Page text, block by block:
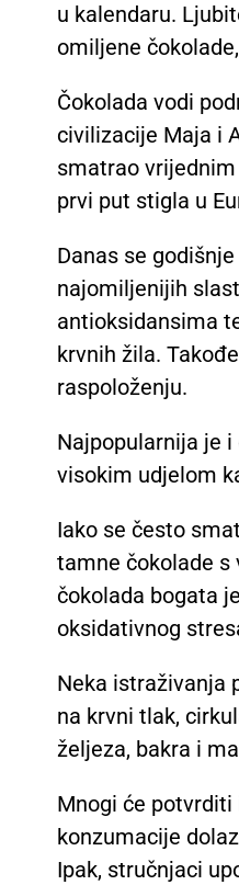
u kalendaru.
omiljene
Čokolada vodi
civilizacije Maja i
smatrao
prvi put stigla u
Danas se
najomiljenijih
antioksidansima
krvnih žila.
raspoloženju.
Najpopularnija je
visokim udjelom
Iako se često
tamne čokolade s
čokolada bogata
oksidativnog
Neka istraživanja
na krvni tlak,
željeza, bakra i
Mnogi će
konzumacije
Ipak, stručnjaci